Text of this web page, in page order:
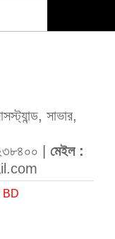
সাভার,
| মেইল :
BD